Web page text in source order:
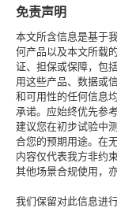
免责声明
本文所含信息是基于
何产品以及本文所载
证、担保或保障，包
用这些产品、数据或
和可用性的任何信息
承诺。应始终优先参
建议您在初步试验中
合您的预期用途。在
内容仅代表我方非约
其他场景合规使用，
我们保留对此信息进